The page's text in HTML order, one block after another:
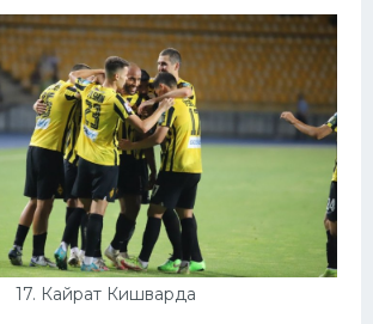
17. Кайрат Кишварда